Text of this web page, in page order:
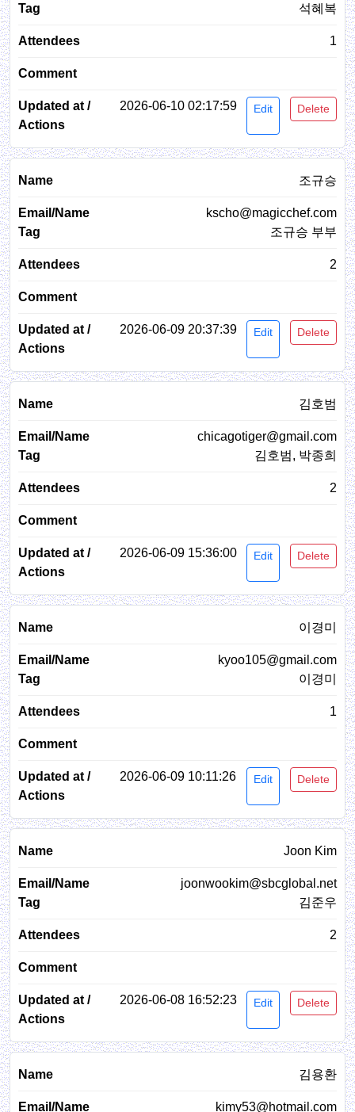
석혜복
1
2026-06-10 02:17:59 Edit Delete
조규승
kscho@magicchef.com
조규승 부부
2
2026-06-09 20:37:39 Edit Delete
김호범
chicagotiger@gmail.com
김호범, 박종희
2
2026-06-09 15:36:00 Edit Delete
이경미
kyoo105@gmail.com
이경미
1
2026-06-09 10:11:26 Edit Delete
Joon Kim
joonwookim@sbcglobal.net
김준우
2
2026-06-08 16:52:23 Edit Delete
김용환
kimy53@hotmail.com